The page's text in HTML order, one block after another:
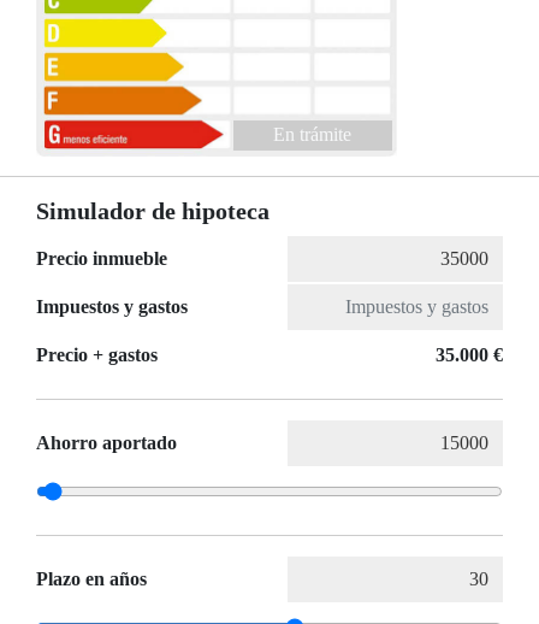
En trámite
Simulador de hipoteca
Precio inmueble
Impuestos y gastos
Precio + gastos 35.000 €
Ahorro aportado
Plazo en años